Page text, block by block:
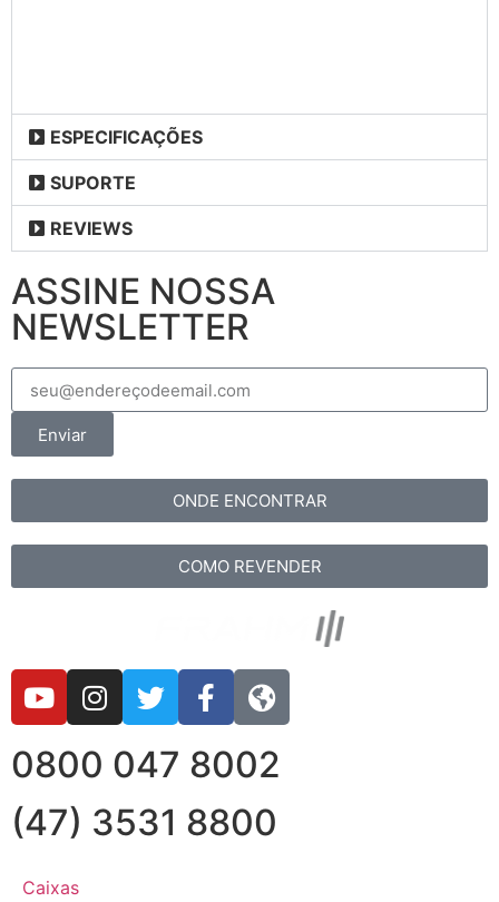
ESPECIFICAÇÕES
SUPORTE
REVIEWS
ASSINE NOSSA
NEWSLETTER
Enviar
ONDE ENCONTRAR
COMO REVENDER
0800 047 8002
(47) 3531 8800
Caixas